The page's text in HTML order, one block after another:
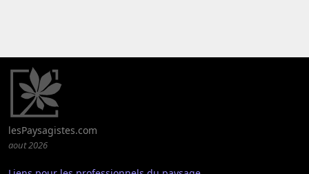
lesPaysagistes.com
aout 2026